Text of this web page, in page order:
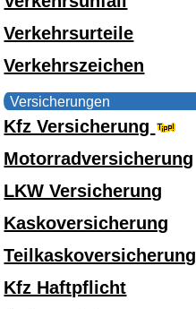
Verkehrsurteile
Verkehrszeichen
Versicherungen
Kfz Versicherung
Motorradversicherung
LKW Versicherung
Kaskoversicherung
Teilkaskoversicherung
Kfz Haftpflicht